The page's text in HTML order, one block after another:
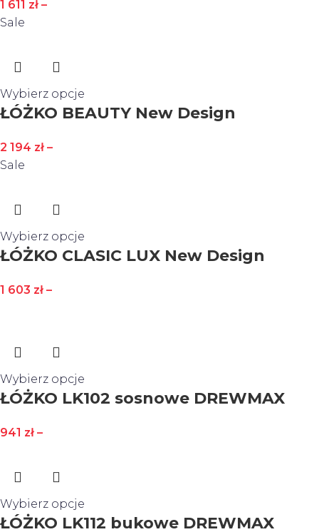
1 611 zł –
Sale
Wybierz opcje
ŁÓŻKO BEAUTY New Design
2 194 zł –
Sale
Wybierz opcje
ŁÓŻKO CLASIC LUX New Design
1 603 zł –
Wybierz opcje
ŁÓŻKO LK102 sosnowe DREWMAX
941 zł –
Wybierz opcje
ŁÓŻKO LK112 bukowe DREWMAX